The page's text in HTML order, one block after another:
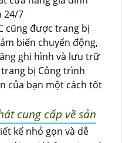
24/7
cũng được trang bị
biến chuyển động,
ghi hình và lưu trữ
bị Công trình
của bạn một cách tốt
cung cấp về sản
kế nhỏ gọn và dễ